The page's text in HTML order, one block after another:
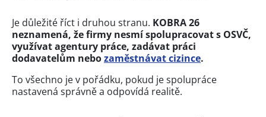
Je důležité říct i druhou stranu. KOBRA 26
neznamená, že firmy nesmí spolupracovat s OSVČ,
využívat agentury práce, zadávat práci
dodavatelům nebozaměstnávat cizince.
To všechno je v pořádku, pokud je spolupráce
nastavená správně a odpovídá realitě.